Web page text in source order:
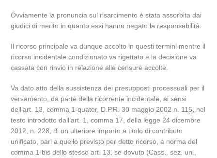
Ovviamente la pronuncia sul risarcimento è stata assorbita dai
giudici di merito in quanto essi hanno negato la responsabilità.
Il ricorso principale va dunque accolto in questi termini mentre il
ricorso incidentale condizionato va rigettato e la decisione va
cassata con rinvio in relazione alle censure accolte.
Va dato atto della sussistenza dei presupposti processuali per il
versamento, da parte della ricorrente incidentale, ai sensi
dell’art. 13, comma 1-quater, D.P.R. 30 maggio 2002 n. 115, nel
testo introdotto dall’art. 1, comma 17, della legge 24 dicembre
2012, n. 228, di un ulteriore importo a titolo di contributo
unificato, pari a quello previsto per detto ricorso, a norma del
comma 1-bis dello stesso art. 13, se dovuto (Cass., sez. un.,